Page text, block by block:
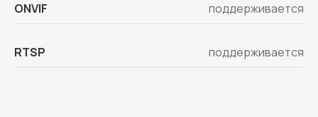
ONVIF поддерживается
RTSP поддерживается